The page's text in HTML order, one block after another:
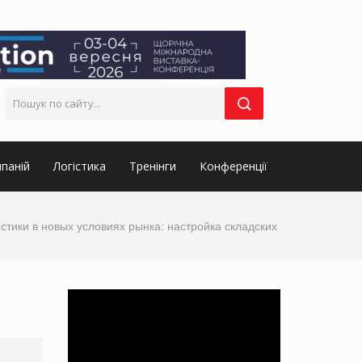
Логістика Тренінги Конференції
в новых условиях рынка: настройка складских